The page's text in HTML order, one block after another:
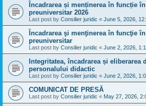
Încadrarea și menținerea în funcție
preuniversitar 2026
Last post by Consilier juridic « June 5, 2026,
Încadrarea şi menţinerea în funcţie
preuniversitar
Last post by Consilier juridic « June 2, 2026,
Integritatea, încadrarea și eliberarea
personalului didactic
Last post by Consilier juridic « June 2, 2026,
COMUNICAT DE PRESĂ
Last post by Consilier juridic « May 27, 2026,